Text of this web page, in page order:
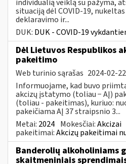
individualią veiklą su pažyma,
situaciją dėl COVID-19,
deklaravimo ir...
DUK: DUK - COVID-19
Dėl Lietuvos Respublikos
pakeitimo
Web turinio sąrašas 2024-02-22
Informuojame, kad buvo
akcizų įstatymo (toliau − AĮ)
(toliau - pakeitimas), kuriuo:
pakeičiama AĮ 37 straipsnio 3...
Metai: 2024 Mokesčiai:Akcizai
pakeitimai:Akcizų pakeitimai
Banderolių alkoholiniams
skaitmeniniais